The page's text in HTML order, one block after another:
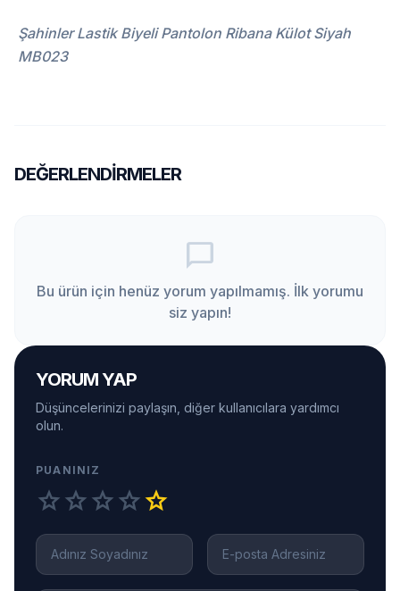
Şahinler Lastik Biyeli Pantolon Ribana Külot Siyah
MB023
DEĞERLENDIRMELER
chat_bubble_outline
Bu ürün için henüz yorum yapılmamış. İlk yorumu
siz yapın!
YORUM YAP
Düşüncelerinizi paylaşın, diğer kullanıcılara yardımcı
olun.
PUANINIZ
starstarstarstarstar